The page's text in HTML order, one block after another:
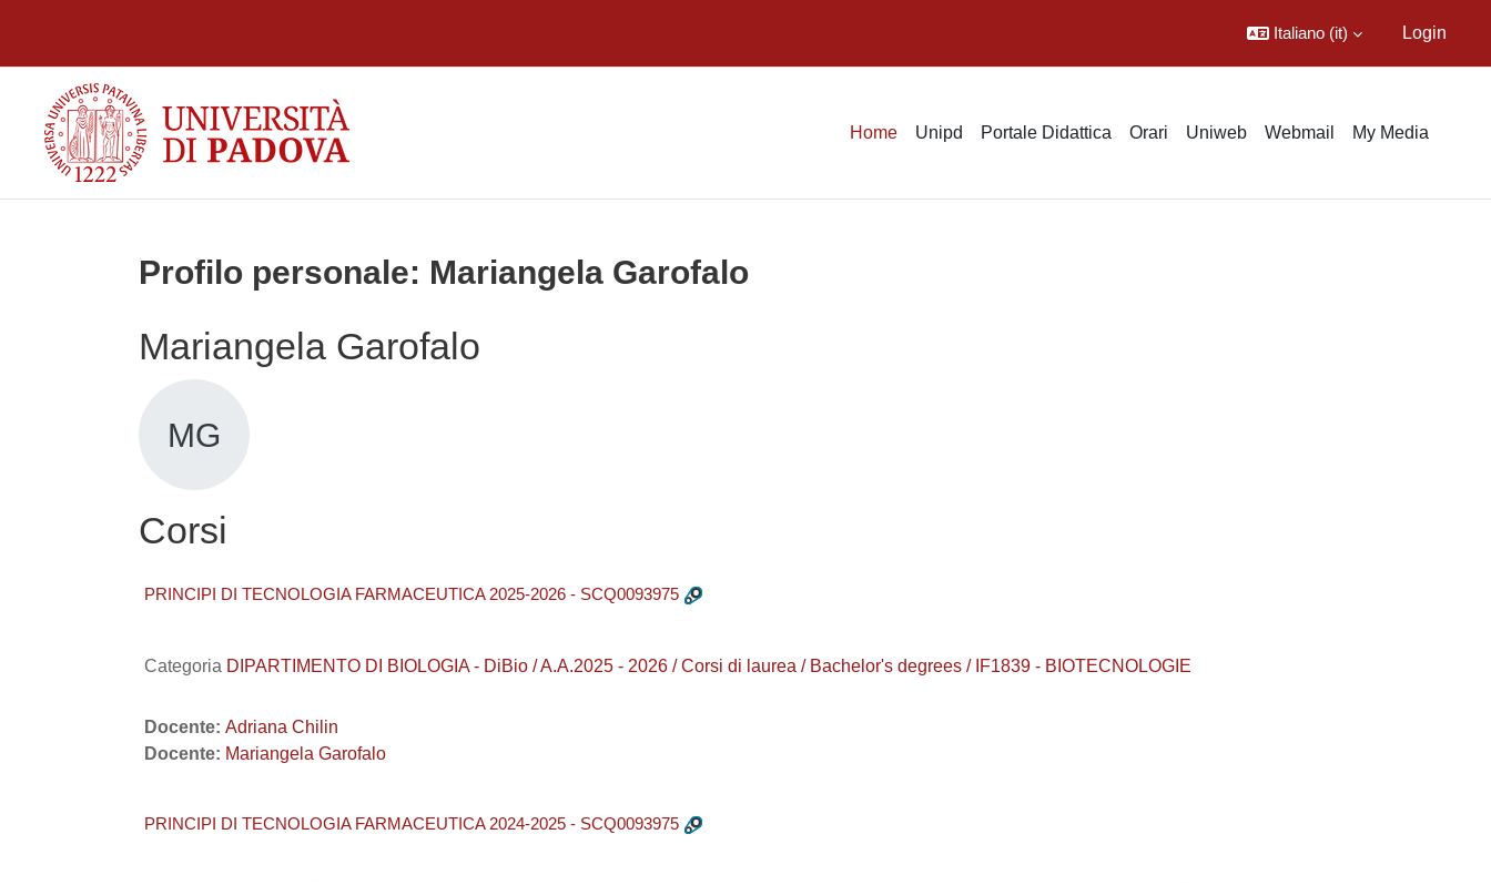
Italiano ‎(it)‎ Login
Home Unipd Portale Didattica Orari Uniweb Webmail My Media
Profilo personale: Mariangela Garofalo
Mariangela Garofalo
MG
Corsi
PRINCIPI DI TECNOLOGIA FARMACEUTICA 2025-2026 - SCQ0093975
Categoria DIPARTIMENTO DI BIOLOGIA - DiBio / A.A.2025 - 2026 / Corsi di laurea / Bachelor's degrees / IF1839 - BIOTECNOLOGIE
Docente: Adriana Chilin
Docente: Mariangela Garofalo
PRINCIPI DI TECNOLOGIA FARMACEUTICA 2024-2025 - SCQ0093975